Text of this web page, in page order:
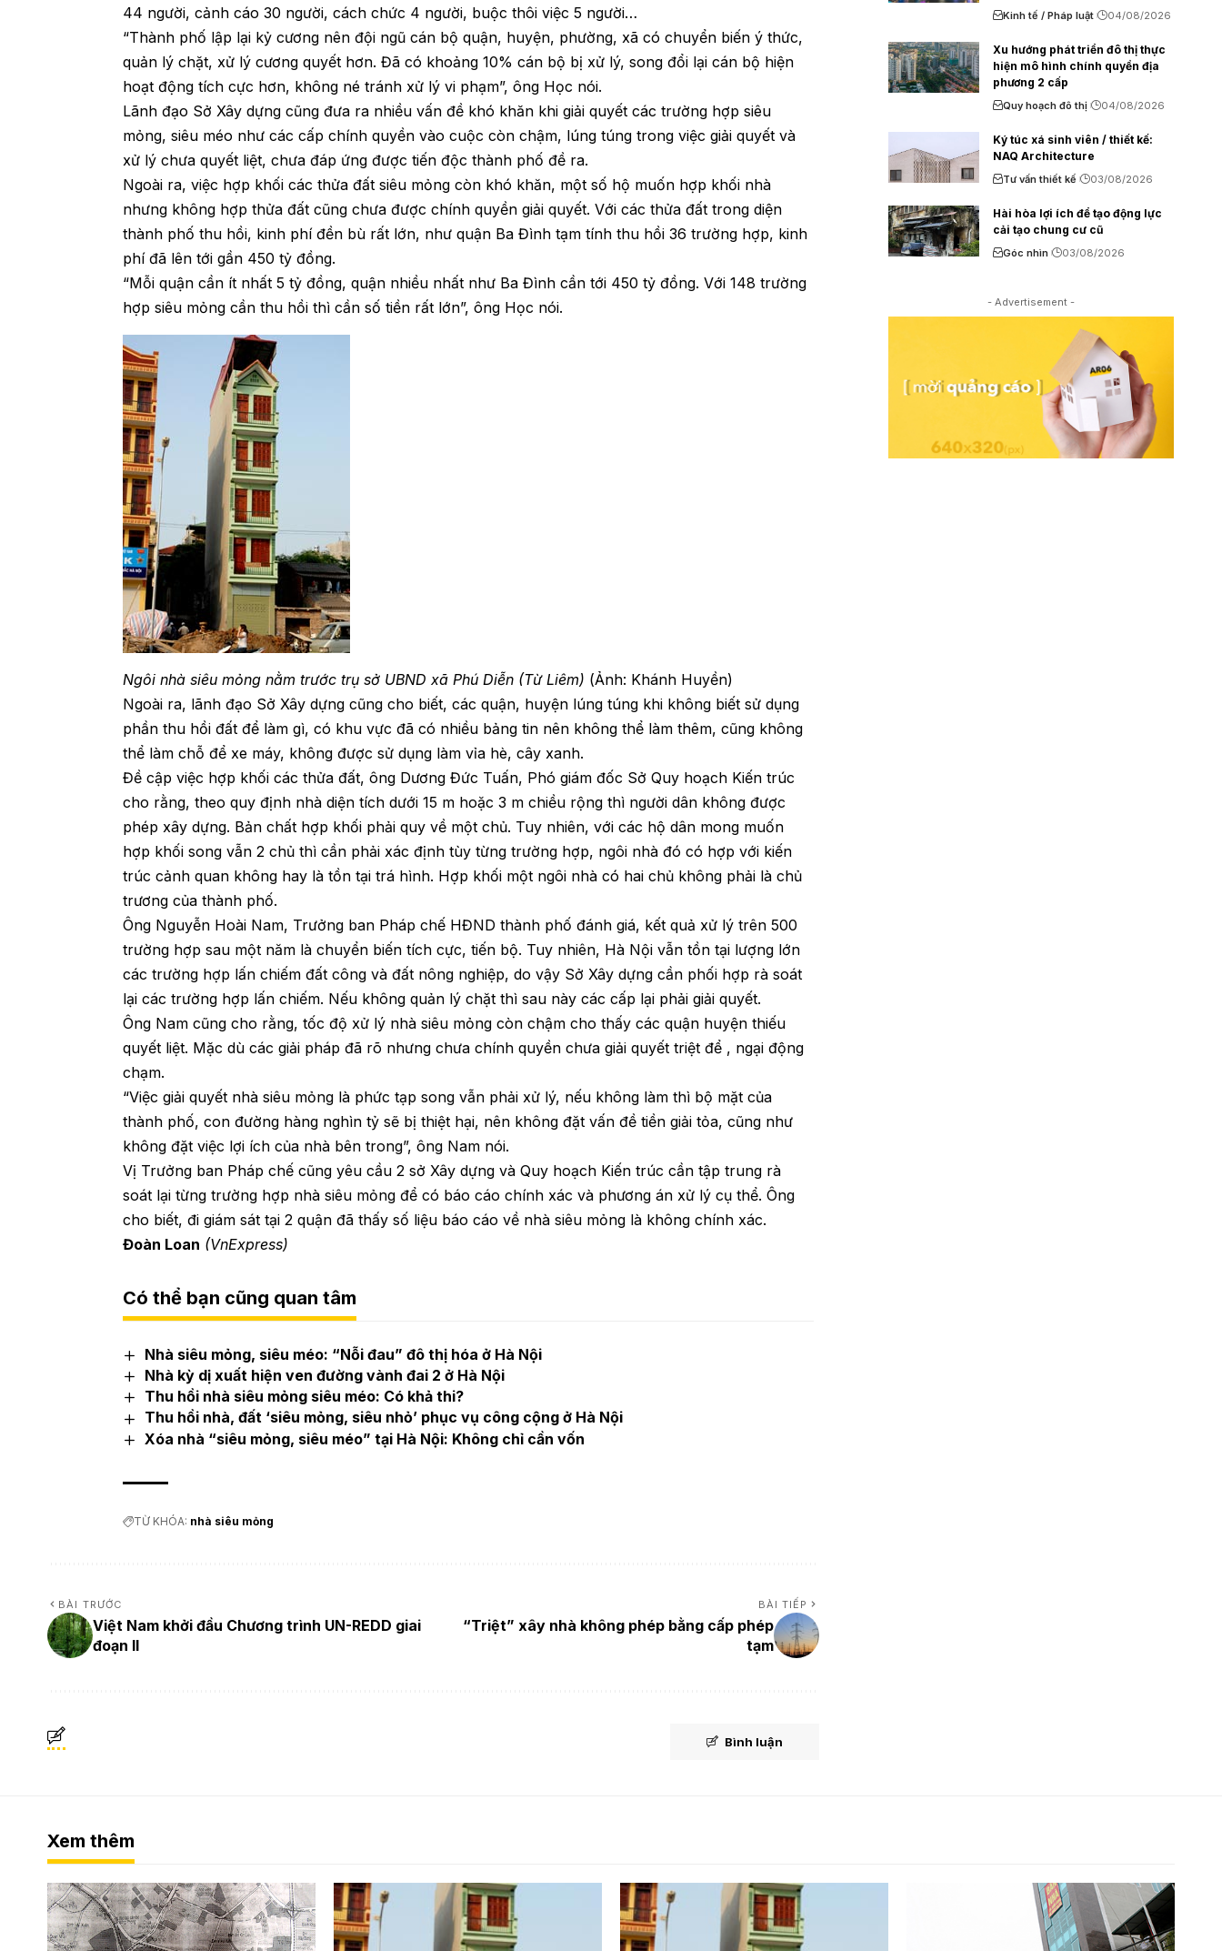
44 người, cảnh cáo 30 người, cách chức 4 người, buộc thôi việc 5 người…
“Thành phố lập lại kỷ cương nên đội ngũ cán bộ quận, huyện, phường, xã có chuyển biến ý thức,
quản lý chặt, xử lý cương quyết hơn. Đã có khoảng 10% cán bộ bị xử lý, song đổi lại cán bộ hiện
hoạt động tích cực hơn, không né tránh xử lý vi phạm”, ông Học nói.
Lãnh đạo Sở Xây dựng cũng đưa ra nhiều vấn đề khó khăn khi giải quyết các trường hợp siêu
mỏng, siêu méo như các cấp chính quyền vào cuộc còn chậm, lúng túng trong việc giải quyết và
xử lý chưa quyết liệt, chưa đáp ứng được tiến độc thành phố đề ra.
Ngoài ra, việc hợp khối các thửa đất siêu mỏng còn khó khăn, một số hộ muốn hợp khối nhà
nhưng không hợp thửa đất cũng chưa được chính quyền giải quyết. Với các thửa đất trong diện
thành phố thu hồi, kinh phí đền bù rất lớn, như quận Ba Đình tạm tính thu hồi 36 trường hợp, kinh
phí đã lên tới gần 450 tỷ đồng.
“Mỗi quận cần ít nhất 5 tỷ đồng, quận nhiều nhất như Ba Đình cần tới 450 tỷ đồng. Với 148 trường
hợp siêu mỏng cần thu hồi thì cần số tiền rất lớn”, ông Học nói.
Ngôi nhà siêu mỏng nằm trước trụ sở UBND xã Phú Diễn (Từ Liêm) (Ảnh: Khánh Huyền)
Ngoài ra, lãnh đạo Sở Xây dựng cũng cho biết, các quận, huyện lúng túng khi không biết sử dụng
phần thu hồi đất để làm gì, có khu vực đã có nhiều bảng tin nên không thể làm thêm, cũng không
thể làm chỗ để xe máy, không được sử dụng làm vỉa hè, cây xanh.
Đề cập việc hợp khối các thửa đất, ông Dương Đức Tuấn, Phó giám đốc Sở Quy hoạch Kiến trúc
cho rằng, theo quy định nhà diện tích dưới 15 m hoặc 3 m chiều rộng thì người dân không được
phép xây dựng. Bản chất hợp khối phải quy về một chủ. Tuy nhiên, với các hộ dân mong muốn
hợp khối song vẫn 2 chủ thì cần phải xác định tùy từng trường hợp, ngôi nhà đó có hợp với kiến
trúc cảnh quan không hay là tồn tại trá hình. Hợp khối một ngôi nhà có hai chủ không phải là chủ
trương của thành phố.
Ông Nguyễn Hoài Nam, Trưởng ban Pháp chế HĐND thành phố đánh giá, kết quả xử lý trên 500
trường hợp sau một năm là chuyển biến tích cực, tiến bộ. Tuy nhiên, Hà Nội vẫn tồn tại lượng lớn
các trường hợp lấn chiếm đất công và đất nông nghiệp, do vậy Sở Xây dựng cần phối hợp rà soát
lại các trường hợp lấn chiếm. Nếu không quản lý chặt thì sau này các cấp lại phải giải quyết.
Ông Nam cũng cho rằng, tốc độ xử lý nhà siêu mỏng còn chậm cho thấy các quận huyện thiếu
quyết liệt. Mặc dù các giải pháp đã rõ nhưng chưa chính quyền chưa giải quyết triệt để , ngại động
chạm.
“Việc giải quyết nhà siêu mỏng là phức tạp song vẫn phải xử lý, nếu không làm thì bộ mặt của
thành phố, con đường hàng nghìn tỷ sẽ bị thiệt hại, nên không đặt vấn đề tiền giải tỏa, cũng như
không đặt việc lợi ích của nhà bên trong”, ông Nam nói.
Vị Trưởng ban Pháp chế cũng yêu cầu 2 sở Xây dựng và Quy hoạch Kiến trúc cần tập trung rà
soát lại từng trường hợp nhà siêu mỏng để có báo cáo chính xác và phương án xử lý cụ thể. Ông
cho biết, đi giám sát tại 2 quận đã thấy số liệu báo cáo về nhà siêu mỏng là không chính xác.
Đoàn Loan (VnExpress)
Có thể bạn cũng quan tâm
Nhà siêu mỏng, siêu méo: “Nỗi đau” đô thị hóa ở Hà Nội
Nhà kỳ dị xuất hiện ven đường vành đai 2 ở Hà Nội
Thu hồi nhà siêu mỏng siêu méo: Có khả thi?
Thu hồi nhà, đất ‘siêu mỏng, siêu nhỏ’ phục vụ công cộng ở Hà Nội
Xóa nhà “siêu mỏng, siêu méo” tại Hà Nội: Không chỉ cần vốn
TỪ KHÓA: nhà siêu mỏng
BÀI TRƯỚC
Việt Nam khởi đầu Chương trình UN-REDD giai
đoạn II
BÀI TIẾP
“Triệt” xây nhà không phép bằng cấp phép
tạm
Bình luận
Kinh tế / Pháp luật 04/08/2026
Xu hướng phát triển đô thị thực
hiện mô hình chính quyền địa
phương 2 cấp
Quy hoạch đô thị 04/08/2026
Ký túc xá sinh viên / thiết kế:
NAQ Architecture
Tư vấn thiết kế 03/08/2026
Hài hòa lợi ích để tạo động lực
cải tạo chung cư cũ
Góc nhìn 03/08/2026
- Advertisement -
Xem thêm